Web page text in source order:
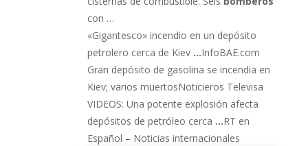
con …
«Gigantesco» incendio en un depósito
petrolero cerca de Kiev …InfoBAE.com
Gran depósito de gasolina se incendia en
Kiev; varios muertosNoticieros Televisa
VIDEOS: Una potente explosión afecta
depósitos de petróleo cerca …RT en
Español – Noticias internacionales